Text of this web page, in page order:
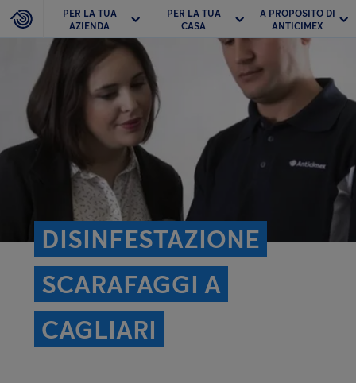
PER LA TUA
AZIENDA
PER LA TUA
CASA
A PROPOSITO DI
ANTICIMEX
DISINFESTAZIONE
SCARAFAGGI A
CAGLIARI